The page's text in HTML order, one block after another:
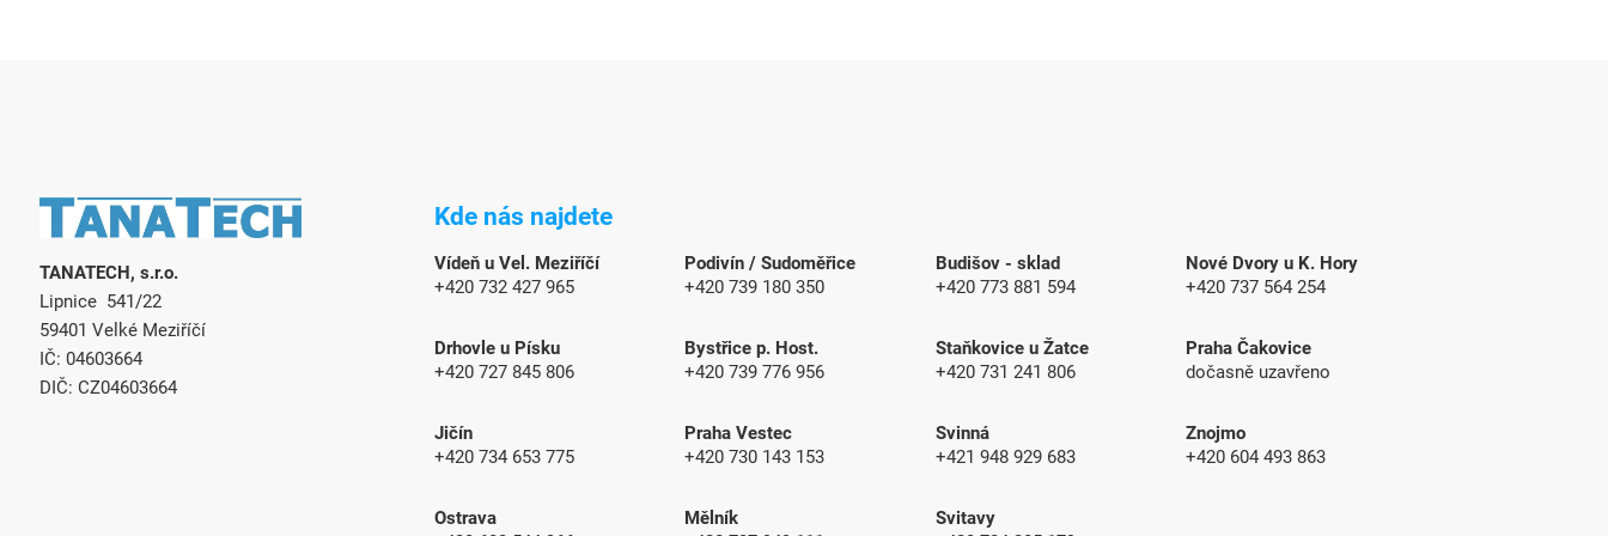
TANATECH, s.r.o.
Lipnice 541/22
59401 Velké Meziříčí
IČ: 04603664
DIČ: CZ04603664
Kde nás najdete
Vídeň u Vel. Meziříčí
+420 732 427 965
Podivín / Sudoměřice
+420 739 180 350
Budišov - sklad
+420 773 881 594
Nové Dvory u K. Hory
+420 737 564 254
Drhovle u Písku
+420 727 845 806
Bystřice p. Host.
+420 739 776 956
Staňkovice u Žatce
+420 731 241 806
Praha Čakovice
dočasně uzavřeno
Jičín
+420 734 653 775
Praha Vestec
+420 730 143 153
Svinná
+421 948 929 683
Znojmo
+420 604 493 863
Ostrava
Mělník
Svitavy